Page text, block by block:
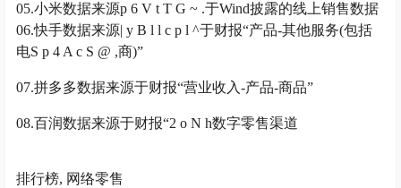
05.小米数据来源p 6 V t T G ~ .于Wind披露的线上销售数据
06.快手数据来源| y B l l c p l ^于财报“产品-其他服务(包括
电S p 4 A c S @ ,商)”
07.拼多多数据来源于财报“营业收入-产品-商品”
08.百润数据来源于财报“2 o N h数字零售渠道
排行榜, 网络零售